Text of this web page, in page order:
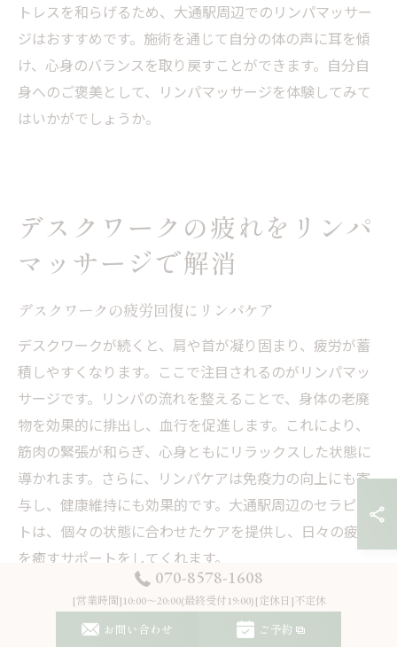
トレスを和らげるため、大通駅周辺でのリンパマッサー
ジはおすすめです。施術を通じて自分の体の声に耳を傾
け、心身のバランスを取り戻すことができます。自分自
身へのご褒美として、リンパマッサージを体験してみて
はいかがでしょうか。
デスクワークの疲れをリンパ
マッサージで解消
デスクワークの疲労回復にリンパケア
デスクワークが続くと、肩や首が凝り固まり、疲労が蓄
積しやすくなります。ここで注目されるのがリンパマッ
サージです。リンパの流れを整えることで、身体の老廃
物を効果的に排出し、血行を促進します。これにより、
筋肉の緊張が和らぎ、心身ともにリラックスした状態に
導かれます。さらに、リンパケアは免疫力の向上にも寄
与し、健康維持にも効果的です。大通駅周辺のセラピス
トは、個々の状態に合わせたケアを提供し、日々の疲れ
を癒すサポートをしてくれます。
リンパマッサージで疲れをリフレッシュ
リンパマッサージは、ただのリラクゼーションだけでな
070-8578-1608
[営業時間]10:00～20:00(最終受付19:00)[定休日]不定休
お問い合わせ ご予約